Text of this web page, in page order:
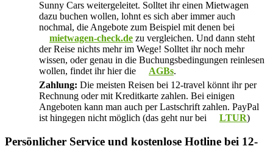
Sunny Cars weitergeleitet. Solltet ihr einen Mietwagen
dazu buchen wollen, lohnt es sich aber immer auch
nochmal, die Angebote zum Beispiel mit denen bei
mietwagen-check.de zu vergleichen. Und dann steht
der Reise nichts mehr im Wege! Solltet ihr noch mehr
wissen, oder genau in die Buchungsbedingungen reinlesen
wollen, findet ihr hier die
AGBs.
Zahlung: Die meisten Reisen bei 12-travel könnt ihr per
Rechnung oder mit Kreditkarte zahlen. Bei einigen
Angeboten kann man auch per Lastschrift zahlen. PayPal
ist hingegen nicht möglich (das geht nur bei
LTUR)
Persönlicher Service und kostenlose Hotline bei 12-